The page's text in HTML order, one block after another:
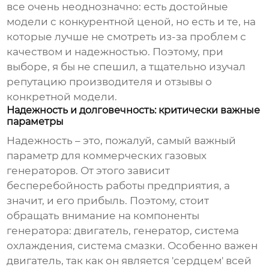
все очень неоднозначно: есть достойные
модели с конкурентной ценой, но есть и те, на
которые лучше не смотреть из-за проблем с
качеством и надежностью. Поэтому, при
выборе, я бы не спешил, а тщательно изучал
репутацию производителя и отзывы о
конкретной модели.
Надежность и долговечность: критически важные
параметры
Надежность – это, пожалуй, самый важный
параметр для коммерческих газовых
генераторов. От этого зависит
бесперебойность работы предприятия, а
значит, и его прибыль. Поэтому, стоит
обращать внимание на компоненты
генератора: двигатель, генератор, система
охлаждения, система смазки. Особенно важен
двигатель, так как он является 'сердцем' всей